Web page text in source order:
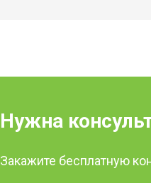
Нужна
Закажите бесплатную